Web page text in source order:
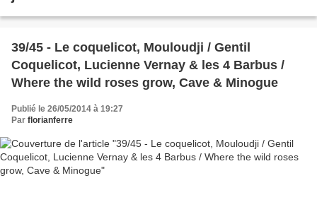
39/45 - Le coquelicot, Mouloudji / Gentil
Coquelicot, Lucienne Vernay & les 4 Barbus /
Where the wild roses grow, Cave & Minogue
Publié le 26/05/2014 à 19:27
Par florianferre